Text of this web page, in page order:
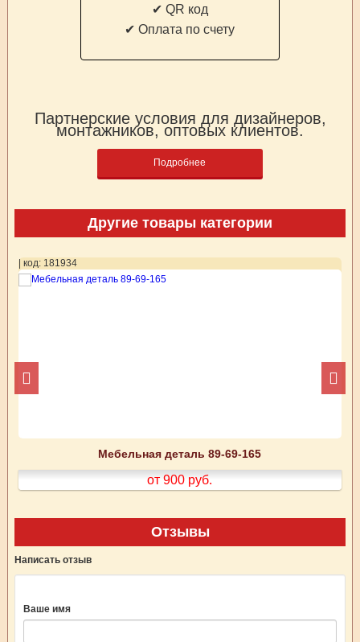
✔ QR код
✔ Оплата по счету
Партнерские условия для дизайнеров,
монтажников, оптовых клиентов.
Подробнее
Другие товары категории
| код: 181934
Мебельная деталь 89-69-165
от 900 руб.
Отзывы
Написать отзыв
Ваше имя